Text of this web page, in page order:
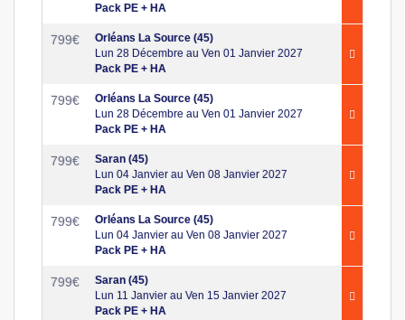
Pack PE + HA
799€
Orléans La Source (45)
Lun 28 Décembre au Ven 01 Janvier 2027
Pack PE + HA
799€
Orléans La Source (45)
Lun 28 Décembre au Ven 01 Janvier 2027
Pack PE + HA
799€
Saran (45)
Lun 04 Janvier au Ven 08 Janvier 2027
Pack PE + HA
799€
Orléans La Source (45)
Lun 04 Janvier au Ven 08 Janvier 2027
Pack PE + HA
799€
Saran (45)
Lun 11 Janvier au Ven 15 Janvier 2027
Pack PE + HA